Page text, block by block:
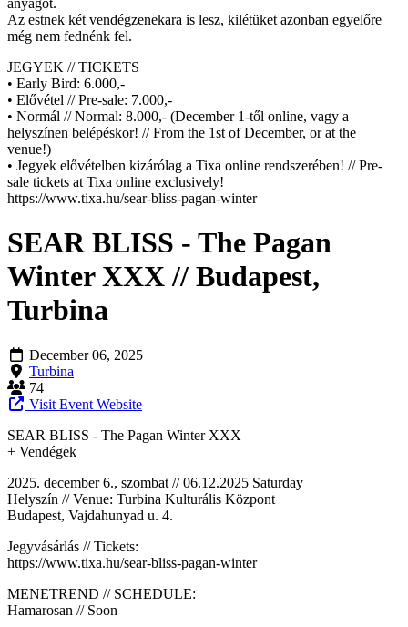
Az estnek két vendégzenekara is lesz, kilétüket azonban egyelőre
még nem fednénk fel.
JEGYEK // TICKETS
• Early Bird: 6.000,-
• Elővétel // Pre-sale: 7.000,-
• Normál // Normal: 8.000,- (December 1-től online, vagy a
helyszínen belépéskor! // From the 1st of December, or at the
venue!)
• Jegyek elővételben kizárólag a Tixa online rendszerében! // Pre-
sale tickets at Tixa online exclusively!
https://www.tixa.hu/sear-bliss-pagan-winter
SEAR BLISS - The Pagan
Winter XXX // Budapest,
Turbina
December 06, 2025
Turbina
74
Visit Event Website
SEAR BLISS - The Pagan Winter XXX
+ Vendégek
2025. december 6., szombat // 06.12.2025 Saturday
Helyszín // Venue: Turbina Kulturális Központ
Budapest, Vajdahunyad u. 4.
Jegyvásárlás // Tickets:
https://www.tixa.hu/sear-bliss-pagan-winter
MENETREND // SCHEDULE:
Hamarosan // Soon